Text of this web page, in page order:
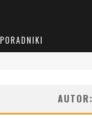
PORADNIKI
AUTOR: